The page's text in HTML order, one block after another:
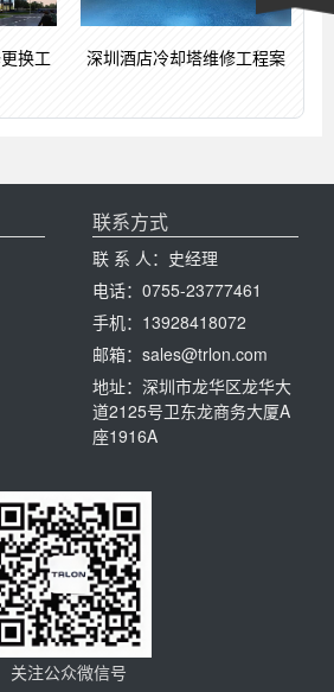
换工 深圳酒店冷却塔维修工程案
联系方式
联 系 人：史经理
电话：0755-23777461
手机：13928418072
邮箱：sales@trlon.com
地址：深圳市龙华区龙华大
道2125号卫东龙商务大厦A
座1916A
关注公众微信号